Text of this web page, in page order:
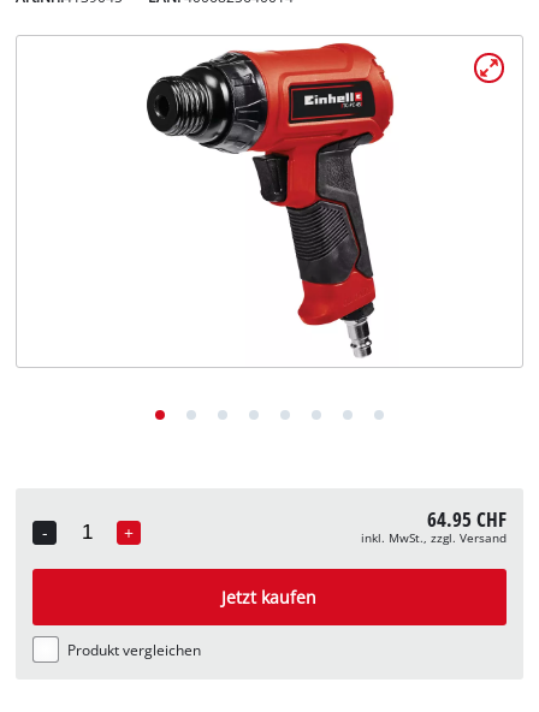
-
Quantity
+ 64.95 CHF
inkl. MwSt., zzgl. Versand
Jetzt kaufen
Produkt vergleichen